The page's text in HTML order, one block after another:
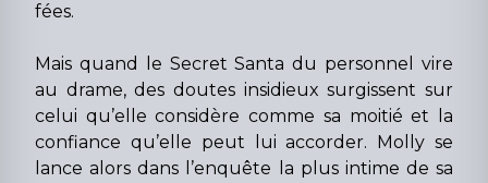
fées.
Mais quand le Secret Santa du personnel vire
au drame, des doutes insidieux surgissent sur
celui qu’elle considère comme sa moitié et la
confiance qu’elle peut lui accorder. Molly se
lance alors dans l’enquête la plus intime de sa